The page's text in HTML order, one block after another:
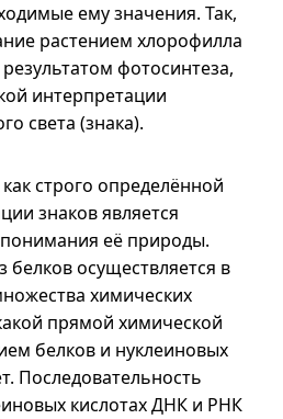
ему значения. Так,
растением хлорофилла
фотосинтеза,
интерпретации
света (знака).
строго определённой
знаков является
её природы.
белков осуществляется в
химических
прямой химической
белков и нуклеиновых
Последовательность
кислотах ДНК и РНК